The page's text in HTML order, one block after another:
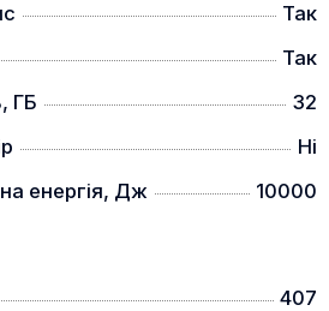
дульну енергію зброї до
ДАНИХ.
Так
Так
ГБ
32
Ні
енергія, Дж
10000
407